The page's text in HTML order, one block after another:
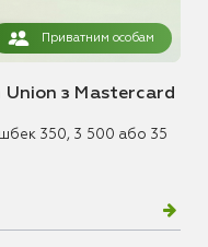
Приватним особам
Union з Mastercard
350, 3 500 або 35